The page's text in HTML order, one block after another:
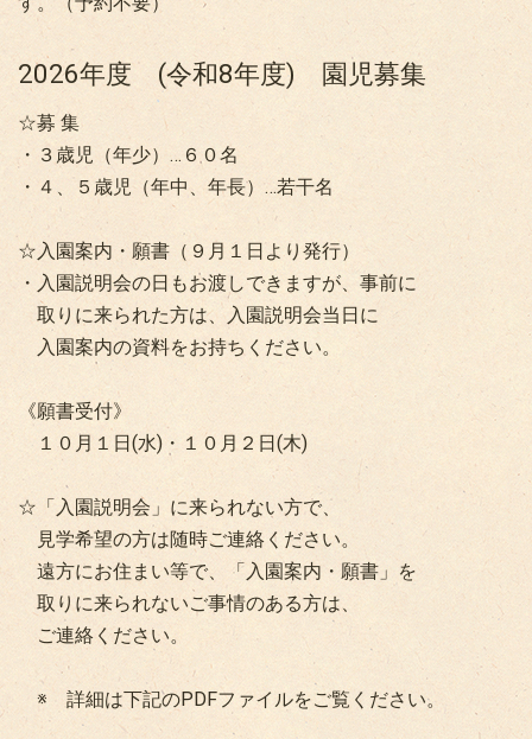
2026年度 (令和8年度) 園児募集
☆募 集
・３歳児（年少）…６０名
・４、５歳児（年中、年長）…若干名
☆入園案内・願書（９月１日より発行）
・入園説明会の日もお渡しできますが、事前に
取りに来られた方は、入園説明会当日に
入園案内の資料をお持ちください。
《願書受付》
１０月１日(水)・１０月２日(木)
☆「入園説明会」に来られない方で、
見学希望の方は随時ご連絡ください。
遠方にお住まい等で、「入園案内・願書」を
取りに来られないご事情のある方は、
ご連絡ください。
※ 詳細は下記のPDFファイルをご覧ください。